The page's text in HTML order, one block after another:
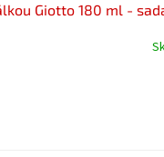
Giotto 180 ml -